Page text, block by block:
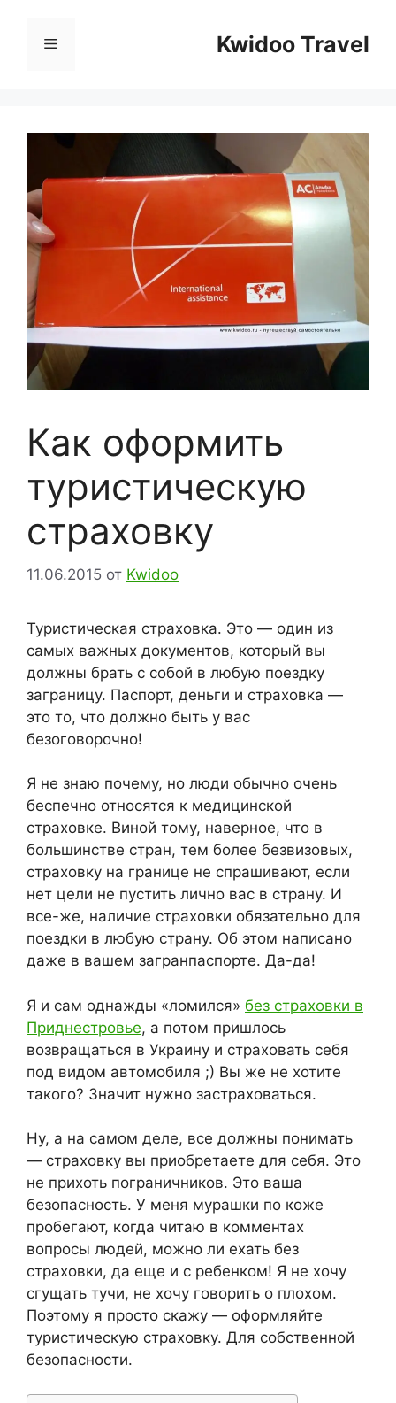
содержимому
Kwidoo Travel
Меню
Как оформить
туристическую
страховку
11.06.2015 от Kwidoo
Туристическая страховка. Это — один из
самых важных документов, который вы
должны брать с собой в любую поездку
заграницу. Паспорт, деньги и страховка —
это то, что должно быть у вас
безоговорочно!
Я не знаю почему, но люди обычно очень
беспечно относятся к медицинской
страховке. Виной тому, наверное, что в
большинстве стран, тем более безвизовых,
страховку на границе не спрашивают, если
нет цели не пустить лично вас в страну. И
все-же, наличие страховки обязательно для
поездки в любую страну. Об этом написано
даже в вашем загранпаспорте. Да-да!
Я и сам однажды «ломился» без страховки в
Приднестровье, а потом пришлось
возвращаться в Украину и страховать себя
под видом автомобиля ;) Вы же не хотите
такого? Значит нужно застраховаться.
Ну, а на самом деле, все должны понимать
— страховку вы приобретаете для себя. Это
не прихоть пограничников. Это ваша
безопасность. У меня мурашки по коже
пробегают, когда читаю в комментах
вопросы людей, можно ли ехать без
страховки, да еще и с ребенком! Я не хочу
сгущать тучи, не хочу говорить о плохом.
Поэтому я просто скажу — оформляйте
туристическую страховку. Для собственной
безопасности.